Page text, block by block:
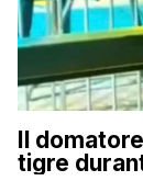
Il
tigre